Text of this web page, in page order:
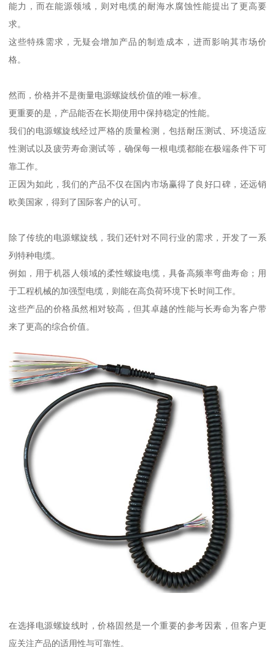
能力，而在能源领域，则对电缆的耐海水腐蚀性能提出了更高要
求。
这些特殊需求，无疑会增加产品的制造成本，进而影响其市场价
格。
然而，价格并不是衡量电源螺旋线价值的唯一标准。
更重要的是，产品能否在长期使用中保持稳定的性能。
我们的电源螺旋线经过严格的质量检测，包括耐压测试、环境适应
性测试以及疲劳寿命测试等，确保每一根电缆都能在极端条件下可
靠工作。
正因为如此，我们的产品不仅在国内市场赢得了良好口碑，还远销
欧美国家，得到了国际客户的认可。
除了传统的电源螺旋线，我们还针对不同行业的需求，开发了一系
列特种电缆。
例如，用于机器人领域的柔性螺旋电缆，具备高频率弯曲寿命；用
于工程机械的加强型电缆，则能在高负荷环境下长时间工作。
这些产品的价格虽然相对较高，但其卓越的性能与长寿命为客户带
来了更高的综合价值。
在选择电源螺旋线时，价格固然是一个重要的参考因素，但客户更
应关注产品的适用性与可靠性。